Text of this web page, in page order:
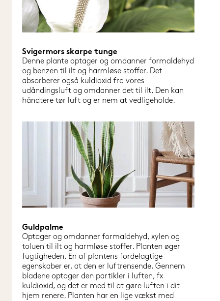
Svigermors skarpe tunge
Denne plante optager og omdanner formaldehyd
og benzen til ilt og harmløse stoffer. Det
absorberer også kuldioxid fra vores
udåndingsluft og omdanner det til ilt. Den kan
håndtere tør luft og er nem at vedligeholde.
Guldpalme
Optager og omdanner formaldehyd, xylen og
toluen til ilt og harmløse stoffer. Planten øger
fugtigheden. En af plantens fordelagtige
egenskaber er, at den er luftrensende. Gennem
bladene optager den partikler i luften, fx
kuldioxid, og det er med til at gøre luften i dit
hjem renere. Planten har en lige vækst med